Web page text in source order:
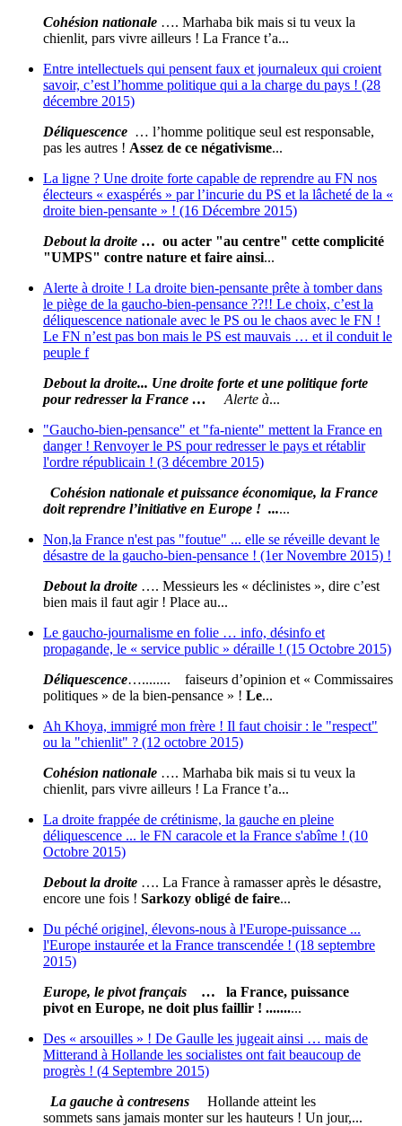
Cohésion nationale …. Marhaba bik mais si tu veux la
chienlit, pars vivre ailleurs ! La France t’a...
Entre intellectuels qui pensent faux et journaleux qui croient
savoir, c’est l’homme politique qui a la charge du pays ! (28
décembre 2015)
Déliquescence … l’homme politique seul est responsable,
pas les autres ! Assez de ce négativisme...
La ligne ? Une droite forte capable de reprendre au FN nos
électeurs « exaspérés » par l’incurie du PS et la lâcheté de la «
droite bien-pensante » ! (16 Décembre 2015)
Debout la droite … ou acter "au centre" cette complicité
"UMPS" contre nature et faire ainsi...
Alerte à droite ! La droite bien-pensante prête à tomber dans
le piège de la gaucho-bien-pensance ??!! Le choix, c’est la
déliquescence nationale avec le PS ou le chaos avec le FN !
Le FN n’est pas bon mais le PS est mauvais … et il conduit le
peuple f
Debout la droite... Une droite forte et une politique forte
pour redresser la France …
Alerte à...
"Gaucho-bien-pensance" et "fa-niente" mettent la France en
danger ! Renvoyer le PS pour redresser le pays et rétablir
l'ordre républicain ! (3 décembre 2015)
Cohésion nationale et puissance économique, la France
doit reprendre l’initiative en Europe ! ......
Non,la France n'est pas "foutue" ... elle se réveille devant le
désastre de la gaucho-bien-pensance ! (1er Novembre 2015) !
Debout la droite …. Messieurs les « déclinistes », dire c’est
bien mais il faut agir ! Place au...
Le gaucho-journalisme en folie … info, désinfo et
propagande, le « service public » déraille ! (15 Octobre 2015)
Déliquescence…........ faiseurs d’opinion et « Commissaires
politiques » de la bien-pensance » ! Le...
Ah Khoya, immigré mon frère ! Il faut choisir : le "respect"
ou la "chienlit" ? (12 octobre 2015)
Cohésion nationale …. Marhaba bik mais si tu veux la
chienlit, pars vivre ailleurs ! La France t’a...
La droite frappée de crétinisme, la gauche en pleine
déliquescence ... le FN caracole et la France s'abîme ! (10
Octobre 2015)
Debout la droite …. La France à ramasser après le désastre,
encore une fois ! Sarkozy obligé de faire...
Du péché originel, élevons-nous à l'Europe-puissance ...
l'Europe instaurée et la France transcendée ! (18 septembre
2015)
Europe, le pivot français … la France, puissance
pivot en Europe, ne doit plus faillir ! ..........
Des « arsouilles » ! De Gaulle les jugeait ainsi … mais de
Mitterand à Hollande les socialistes ont fait beaucoup de
progrès ! (4 Septembre 2015)
La gauche à contresens Hollande atteint les
sommets sans jamais monter sur les hauteurs ! Un jour,...